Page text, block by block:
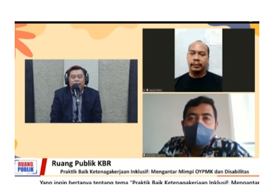
pindah ke Bali, hal penting yang menjadi perhatian saya adalah
kesehatan kulit. Ya itu tadi, alasan karena cuaca di Bali yang
puanasnya pol. Sementara kalau lagi musim penghujan, di Ubud
udaranya cukup dingin banget. Cuaca hot & cold, worry banget
ke kondisi kulit saya jadi terasa kering, kusam dan juga cepat
hitam. Jadi, andalan saya supaya kesehatan kulit bisa tetap
terjaga, caranya ya mau tidak mau harus rutin pakai body loti...